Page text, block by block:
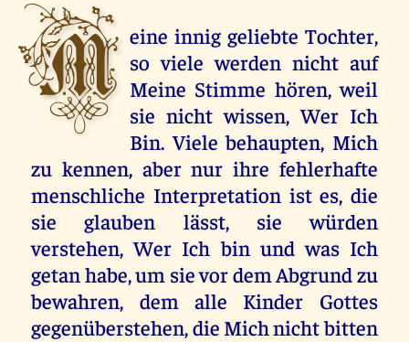
M eine innig geliebte Tochter,
so viele werden nicht auf
Meine Stimme hören, weil
sie nicht wissen, Wer Ich
Bin. Viele behaupten, Mich
zu kennen, aber nur ihre fehlerhafte
menschliche Interpretation ist es, die
sie glauben lässt, sie würden
verstehen, Wer Ich bin und was Ich
getan habe, um sie vor dem Abgrund zu
bewahren, dem alle Kinder Gottes
gegenüberstehen, die Mich nicht bitten